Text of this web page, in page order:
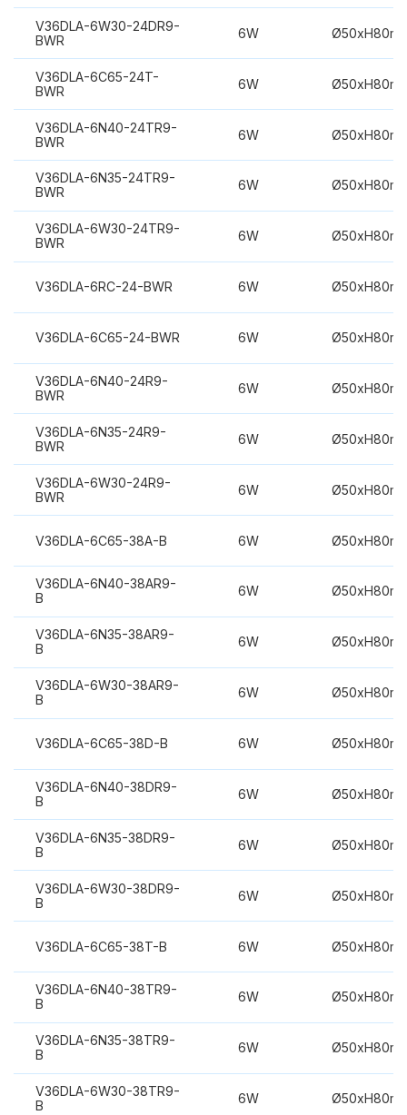
V36DLA-6W30-24DR9-
BWR
6W
V36DLA-6C65-24T-
BWR
6W
V36DLA-6N40-24TR9-
BWR
6W
V36DLA-6N35-24TR9-
BWR
6W
V36DLA-6W30-24TR9-
BWR
6W
V36DLA-6RC-24-BWR 6W
V36DLA-6C65-24-BWR 6W
V36DLA-6N40-24R9-
BWR
6W
V36DLA-6N35-24R9-
BWR
6W
V36DLA-6W30-24R9-
BWR
6W
V36DLA-6C65-38A-B 6W
V36DLA-6N40-38AR9-
B
6W
V36DLA-6N35-38AR9-
B
6W
V36DLA-6W30-38AR9-
B
6W
V36DLA-6C65-38D-B 6W
V36DLA-6N40-38DR9-
B
6W
V36DLA-6N35-38DR9-
B
6W
V36DLA-6W30-38DR9-
B
6W
V36DLA-6C65-38T-B 6W
V36DLA-6N40-38TR9-
B
6W
V36DLA-6N35-38TR9-
B
6W
V36DLA-6W30-38TR9-
B
6W